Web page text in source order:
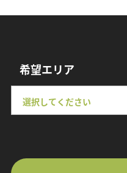
希望エリア